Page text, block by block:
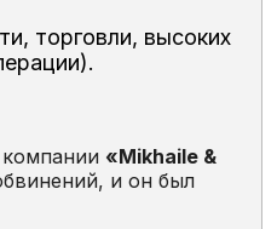
торговли, высоких
«Mikhaile &
и он был